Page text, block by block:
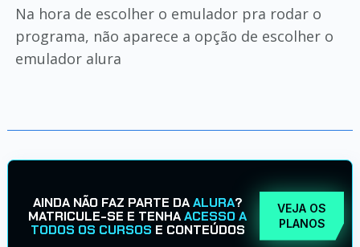
Na hora de escolher o emulador pra rodar o
programa, não aparece a opção de escolher o
emulador alura
AINDA NÃO FAZ PARTE DAALURA?
MATRICULE-SE E TENHAACESSO A
TODOS OS CURSOS E CONTEÚDOS
VEJA OS
PLANOS